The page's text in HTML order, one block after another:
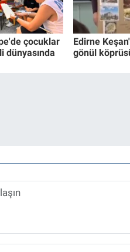
çocuklar
dünyasında
Edirne
gönül